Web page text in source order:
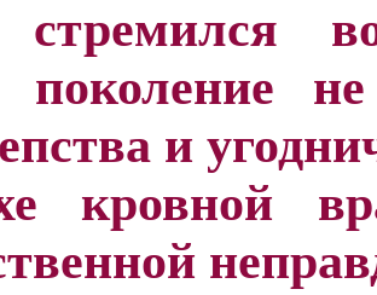
поколение
и
кровной